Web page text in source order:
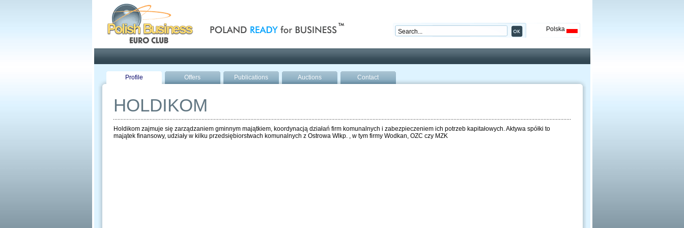
Polska
Profile Offers Publications Auctions Contact
HOLDIKOM
Holdikom zajmuje się zarządzaniem gminnym majątkiem, koordynacją działań firm komunalnych i zabezpieczeniem ich potrzeb kapitałowych. Aktywa spółki to
majątek finansowy, udziały w kilku przedsiębiorstwach komunalnych z Ostrowa Wlkp. , w tym firmy Wodkan, OZC czy MZK